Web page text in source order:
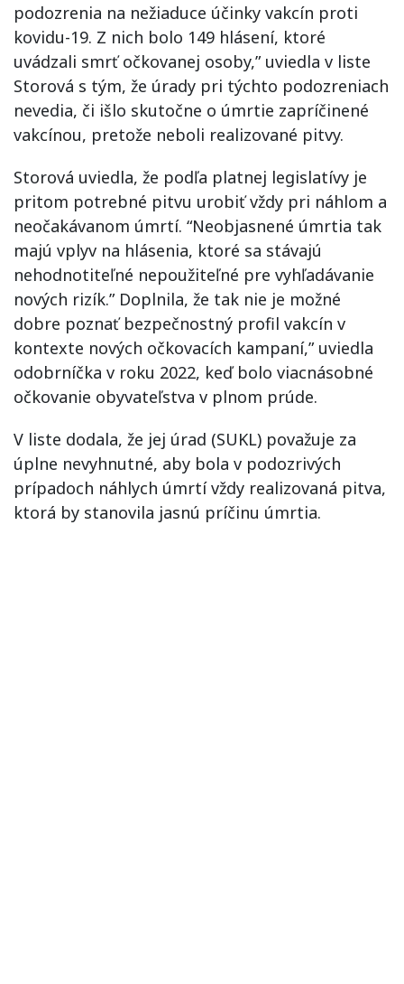
podozrenia na nežiaduce účinky vakcín proti
kovidu-19. Z nich bolo 149 hlásení, ktoré
uvádzali smrť očkovanej osoby,” uviedla v liste
Storová s tým, že úrady pri týchto podozreniach
nevedia, či išlo skutočne o úmrtie zapríčinené
vakcínou, pretože neboli realizované pitvy.
Storová uviedla, že podľa platnej legislatívy je
pritom potrebné pitvu urobiť vždy pri náhlom a
neočakávanom úmrtí. “Neobjasnené úmrtia tak
majú vplyv na hlásenia, ktoré sa stávajú
nehodnotiteľné nepoužiteľné pre vyhľadávanie
nových rizík.” Doplnila, že tak nie je možné
dobre poznať bezpečnostný profil vakcín v
kontexte nových očkovacích kampaní,” uviedla
odobrníčka v roku 2022, keď bolo viacnásobné
očkovanie obyvateľstva v plnom prúde.
V liste dodala, že jej úrad (SUKL) považuje za
úplne nevyhnutné, aby bola v podozrivých
prípadoch náhlych úmrtí vždy realizovaná pitva,
ktorá by stanovila jasnú príčinu úmrtia.